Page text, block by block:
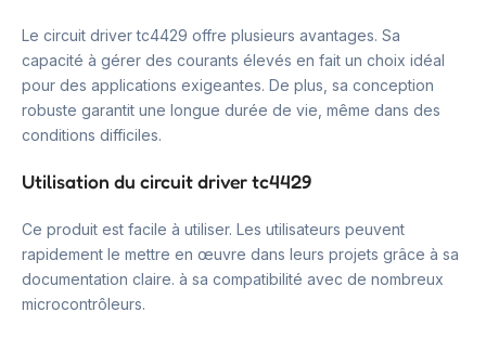
Le circuit driver tc4429 offre plusieurs avantages. Sa
capacité à gérer des courants élevés en fait un choix idéal
pour des applications exigeantes. De plus, sa conception
robuste garantit une longue durée de vie, même dans des
conditions difficiles.
Utilisation du circuit driver tc4429
Ce produit est facile à utiliser. Les utilisateurs peuvent
rapidement le mettre en œuvre dans leurs projets grâce à sa
documentation claire. à sa compatibilité avec de nombreux
microcontrôleurs.